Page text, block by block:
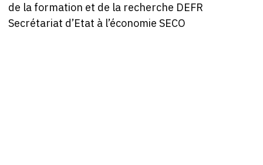
de la formation et de la recherche DEFR
Secrétariat d’Etat à l’économie SECO